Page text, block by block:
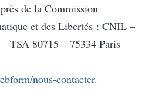
de la Commission
et des Libertés : CNIL –
TSA 80715 – 75334 Paris
nous-contacter.